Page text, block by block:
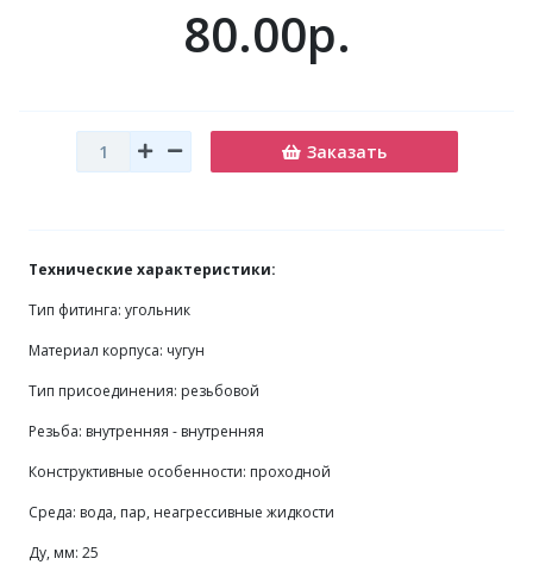
80.00р.
Заказать
Технические характеристики:
Тип фитинга: угольник
Материал корпуса: чугун
Тип присоединения: резьбовой
Резьба: внутренняя - внутренняя
Конструктивные особенности: проходной
Среда: вода, пар, неагрессивные жидкости
Ду, мм: 25